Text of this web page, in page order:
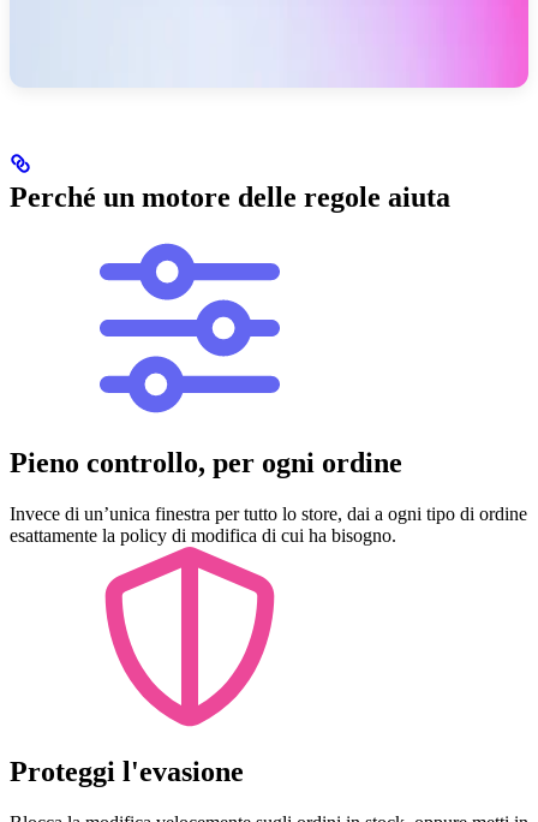
Perché un motore delle regole aiuta
Pieno controllo, per ogni ordine
Invece di un’unica finestra per tutto lo store, dai a ogni tipo di ordine
esattamente la policy di modifica di cui ha bisogno.
Proteggi l'evasione